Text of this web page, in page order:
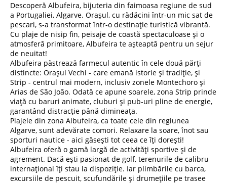
Descoperă Albufeira, bijuteria din faimoasa regiune de sud
a Portugaliei, Algarve. Orașul, cu rădăcini într-un mic sat de
pescari, s-a transformat într-o destinație turistică vibrantă.
Cu plaje de nisip fin, peisaje de coastă spectaculoase și o
atmosferă primitoare, Albufeira te așteaptă pentru un sejur
de neuitat!
Albufeira păstrează farmecul autentic în cele două părți
distincte: Orașul Vechi - care emană istorie și tradiție, și
Strip - centrul mai modern, inclusiv zonele Montechoro și
Arias de São João. Odată ce apune soarele, zona Strip prinde
viață cu baruri animate, cluburi și pub-uri pline de energie,
garantând distracție până dimineața.
Plajele din zona Albufeira, ca toate cele din regiunea
Algarve, sunt adevărate comori. Relaxare la soare, înot sau
sporturi nautice - aici găsești tot ceea ce îți dorești!
Albufeira oferă o gamă largă de activități sportive și de
agrement. Dacă ești pasionat de golf, terenurile de calibru
internațional îți stau la dispoziție. Iar plimbările cu barca,
excursiile de pescuit, scufundările și drumețiile pe trasee